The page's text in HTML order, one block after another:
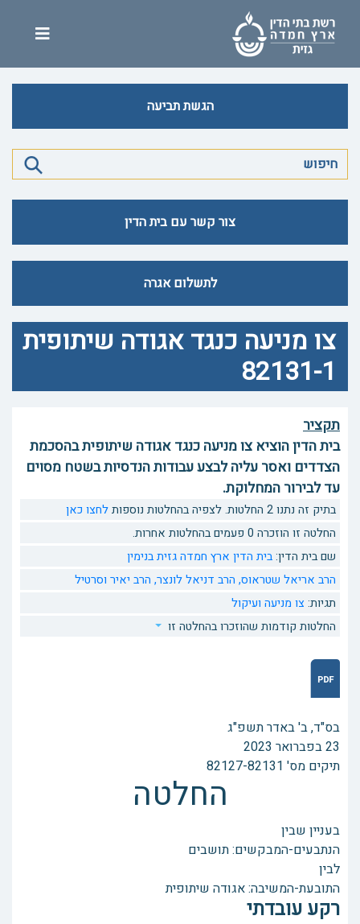
הגשת תביעה
צור קשר עם בית הדין
לתשלום אגרה
צו מניעה כנגד אגודה שיתופית
82131-1
תקציר
בית הדין הוציא צו מניעה כנגד אגודה שיתופית בהסכמת
הצדדים ואסר עליה לבצע עבודות הנדסיות בשטח מסוים
עד לבירור המחלוקת.
בתיק זה נתנו 2 החלטות. לצפיה בהחלטות נוספות
לחצו כאן
החלטה זו הוזכרה 0 פעמים בהחלטות אחרות.
שם בית הדין:בית הדין ארץ חמדה גזית בנימין
הרב אריאל שטראוס, הרב דניאל לונצר, הרב יאיר וסרטיל
תגיות:צו מניעה ועיקול
החלטות קודמות שהוזכרו בהחלטה זו
בס"ד, ב' באדר תשפ"ג
23 בפברואר 2023
תיקים מס' 82127-82131
החלטה
בעניין שבין
הנתבעים-המבקשים: תושבים
לבין
התובעת-המשיבה: אגודה שיתופית
רקע עובדתי